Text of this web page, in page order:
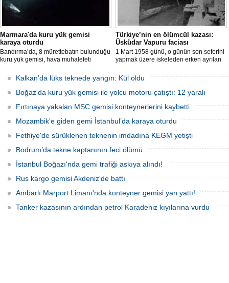
Marmara'da kuru yük gemisi
karaya oturdu
Bandırma’da, 8 mürettebatın bulunduğu
kuru yük gemisi, hava muhalefeti
kurtarma çalışmaları sürüyor.
Türkiye’nin en ölümcül kazası:
Üsküdar Vapuru faciası
1 Mart 1958 günü, o günün son seferini
yapmak üzere iskeleden erken ayrılan
dönemedi.
Kalkan’da lüks teknede yangın: Kül oldu
Boğaz'da kuru yük gemisi ile yolcu motoru çatıştı: 12 yaralı
Fırtınaya yakalan MSC gemisi konteynerlerini kaybetti
Mozambik'e giden gemi İstanbul’da karaya oturdu
Fethiye'de sürüklenen teknenin imdadına KEGM yetişti
Bodrum’da tekne kaptanının feci ölümü
İstanbul Boğazı'nda gemi trafiği askıya alındı!
Rus kargo gemisi Akdeniz'de battı
Ambarlı Marport Limanı'nda konteyner gemisi yan yattı!
Tanker kazasının ardından petrol Karadeniz kıyılarına vurdu